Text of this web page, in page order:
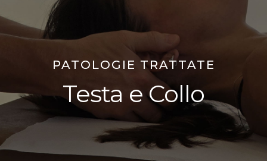
PATOLOGIE TRATTATE
Testa e Collo